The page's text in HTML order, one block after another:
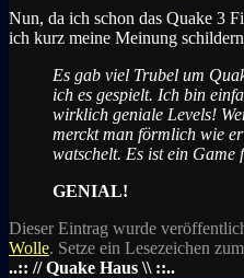
Nun, da ich schon das Quake 3
ich kurz meine Meinung
Es gab viel Trubel um
ich es gespielt. Ich bin
wirklich geniale Levels!
merckt man förmlich wie
watschelt. Es ist ein
GENIAL!
Dieser Eintrag wurde
Wolle. Setze ein Lesezeichen zum
..:: // Quake Haus \\ ::..